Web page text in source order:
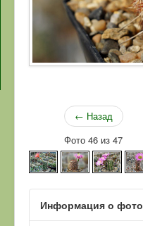
← Назад
Фото 46 из 47
Информация о фото